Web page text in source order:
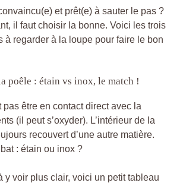
et prêt(e) à sauter le pas ?
il faut choisir la bonne. Voici les trois
à regarder à la loupe pour faire le bon
poêle : étain vs inox, le match !
pas être en contact direct avec la
(il peut s’oxyder). L’intérieur de la
recouvert d’une autre matière.
: étain ou inox ?
y voir plus clair, voici un petit tableau